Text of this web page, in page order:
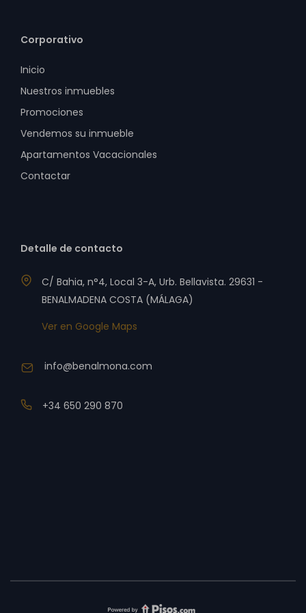
Corporativo
Inicio
Nuestros inmuebles
Promociones
Vendemos su inmueble
Apartamentos Vacacionales
Contactar
Detalle de contacto
C/ Bahia, n°4, Local 3-A, Urb. Bellavista. 29631 -
BENALMADENA COSTA (MÁLAGA)
Ver en Google Maps
info@benalmona.com
+34 650 290 870